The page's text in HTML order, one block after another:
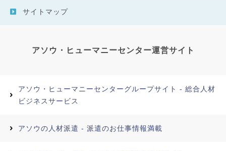
サイトマップ
アソウ・ヒューマニーセンター運営サイト
アソウ・ヒューマニーセンターグループサイト - 総合人材
ビジネスサービス
アソウの人材派遣 - 派遣のお仕事情報満載